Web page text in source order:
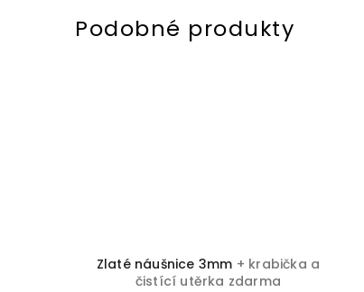
Zlaté náušnice 3mm + krabička a
čistící utěrka zdarma